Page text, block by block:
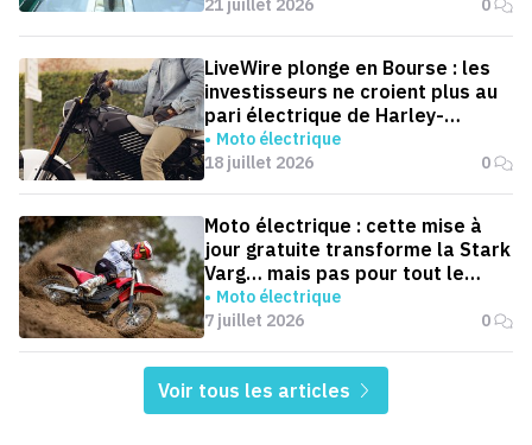
21 juillet 2026
0
LiveWire plonge en Bourse : les
investisseurs ne croient plus au
pari électrique de Harley-
Davidson
Moto électrique
18 juillet 2026
0
Moto électrique : cette mise à
jour gratuite transforme la Stark
Varg… mais pas pour tout le
monde
Moto électrique
7 juillet 2026
0
Voir tous les articles